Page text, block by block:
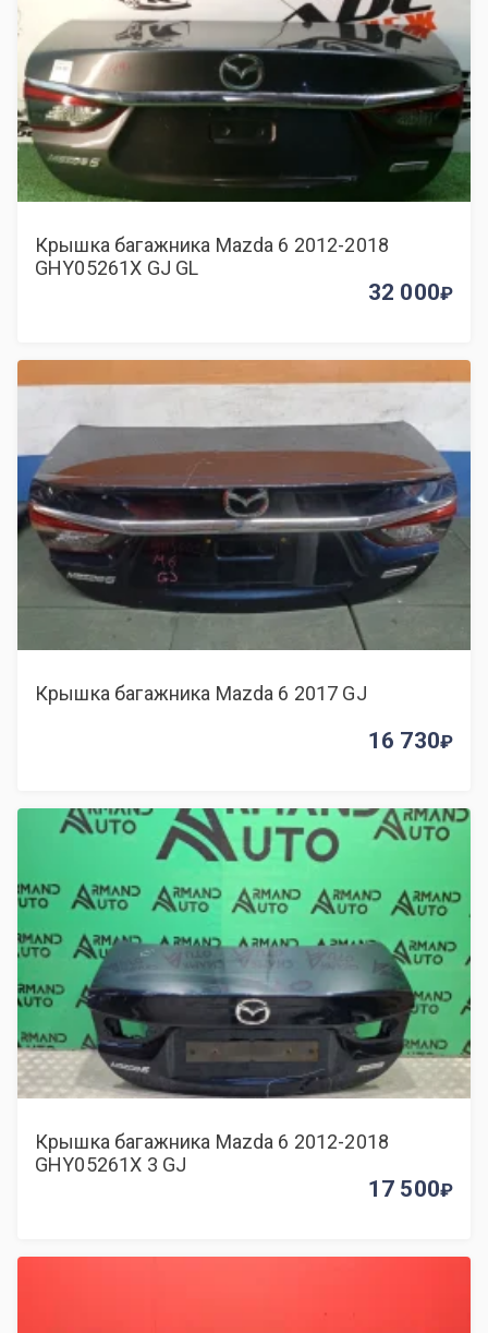
Крышка багажника Mazda 6 2012-2018
GHY05261X GJ GL
32 000
Крышка багажника Mazda 6 2017 GJ
16 730
Крышка багажника Mazda 6 2012-2018
GHY05261X 3 GJ
17 500